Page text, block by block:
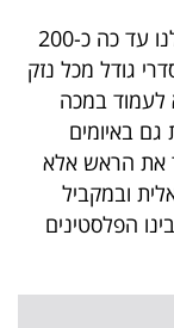
המשק הישראלי ספג מכה קשה שעלתה לנו עד כה כ-200
גודל מכל נזק
לעמוד במכה
באיומים
את הראש אלא
ובמקביל
הפלסטינים